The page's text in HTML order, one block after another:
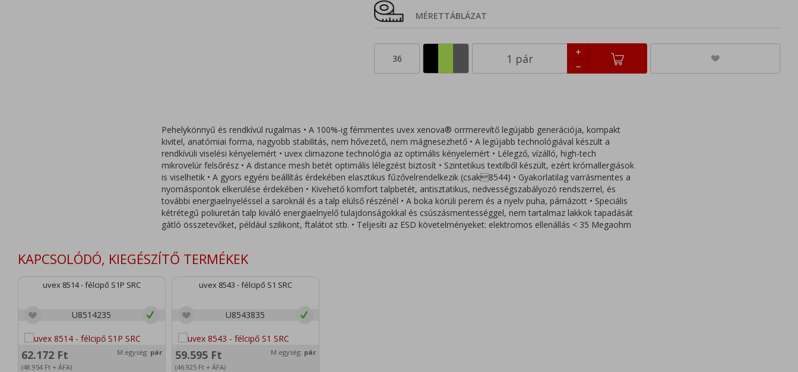
MÉRETTÁBLÁZAT
36
Pehelykönnyű és rendkívül rugalmas • A 100%-ig fémmentes uvex xenova® orrmerevítő legújabb generációja, kompakt
kivitel, anatómiai forma, nagyobb stabilitás, nem hővezető, nem mágnesezhető • A legújabb technológiával készült a
rendkívüli viselési kényelemért • uvex climazone technológia az optimális kényelemért • Lélegző, vízálló, high-tech
mikrovelúr felsőrész • A distance mesh betét optimális lélegzést biztosít • Szintetikus textilből készült, ezért krómallergiások
is viselhetik • A gyors egyéni beállítás érdekében elasztikus fűzővelrendelkezik (csak8544) • Gyakorlatilag varrásmentes a
nyomáspontok elkerülése érdekében • Kivehető komfort talpbetét, antisztatikus, nedvességszabályozó rendszerrel, és
további energiaelnyeléssel a saroknál és a talp elülső részénél • A boka körüli perem és a nyelv puha, párnázott • Speciális
kétrétegű poliuretán talp kiváló energiaelnyelő tulajdonságokkal és csúszásmentességgel, nem tartalmaz lakkok tapadását
gátló összetevőket, például szilikont, ftalátot stb. • Teljesíti az ESD követelményeket: elektromos ellenállás < 35 Megaohm
KAPCSOLÓDÓ, KIEGÉSZÍTŐ TERMÉKEK
uvex 8514 - félcipő S1P SRC
U8514235
62.172 Ft
(48.954 Ft + ÁFA)
M.egység: pár
uvex 8543 - félcipő S1 SRC
U8543835
59.595 Ft
(46.925 Ft+ ÁFA)
M.egység: pár